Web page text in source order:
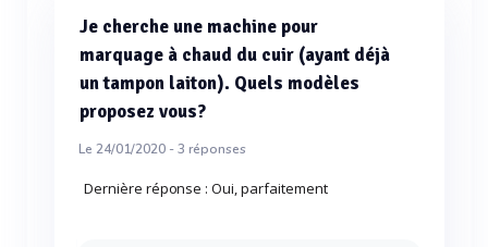
Je cherche une machine pour
marquage à chaud du cuir (ayant déjà
un tampon laiton). Quels modèles
proposez vous?
Le 24/01/2020 -3 réponses
Dernière réponse : Oui, parfaitement